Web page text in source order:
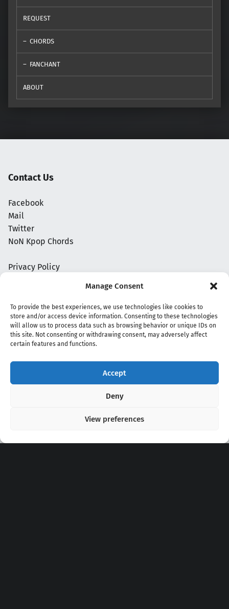
Manage Consent
To provide the best experiences, we use technologies like cookies to
store and/or access device information. Consenting to these technologies
will allow us to process data such as browsing behavior or unique IDs on
this site. Not consenting or withdrawing consent, may adversely affect
certain features and functions.
Accept
Deny
View preferences
REQUEST
CHORDS
FANCHANT
ABOUT
Contact Us
Facebook
Mail
Twitter
NoN Kpop Chords
Privacy Policy